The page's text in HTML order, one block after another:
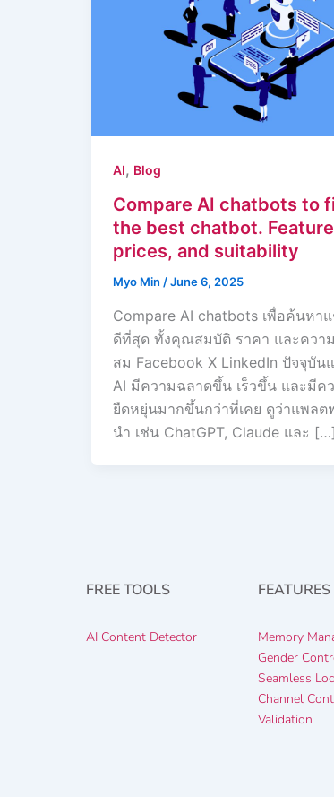
AI, Blog
Compare AI chatbots to
the best chatbot.
prices, and suitability
Myo Min /June 6, 2025
Compare AI chatbots เพื่อค้นหา
ดีที่สุด ทั้งคุณสมบัติ ราคา และความ
สม Facebook X LinkedIn ปัจจุบัน
AI มีความฉลาดขึ้น เร็วขึ้น และมีค
ยืดหยุ่นมากขึ้นกว่าที่เคย ดูว่าแพล
นำ เช่น ChatGPT, Claude และ […]
FREE TOOLS
AI Content Detector
FEATURES
Memory
Gender
Seamless
Channel
Validation